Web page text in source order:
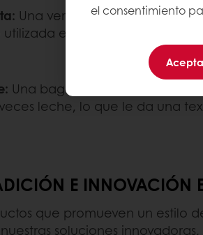
Una versión más ligera y
en sándwiches
Una baguette más dulce y
leche, lo que le da una
E INNOVACIÓN
que promueven un estilo
soluciones
el consentimiento